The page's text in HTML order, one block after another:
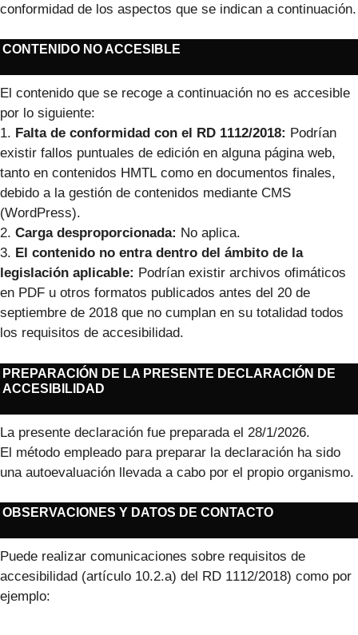
conformidad de los aspectos que se indican a continuación.
CONTENIDO NO ACCESIBLE
El contenido que se recoge a continuación no es accesible
por lo siguiente:
1. Falta de conformidad con el RD 1112/2018: Podrían
existir fallos puntuales de edición en alguna página web,
tanto en contenidos HMTL como en documentos finales,
debido a la gestión de contenidos mediante CMS
(WordPress).
2. Carga desproporcionada: No aplica.
3. El contenido no entra dentro del ámbito de la
legislación aplicable: Podrían existir archivos ofimáticos
en PDF u otros formatos publicados antes del 20 de
septiembre de 2018 que no cumplan en su totalidad todos
los requisitos de accesibilidad.
PREPARACIÓN DE LA PRESENTE DECLARACIÓN DE
ACCESIBILIDAD
La presente declaración fue preparada el 28/1/2026.
El método empleado para preparar la declaración ha sido
una autoevaluación llevada a cabo por el propio organismo.
OBSERVACIONES Y DATOS DE CONTACTO
Puede realizar comunicaciones sobre requisitos de
accesibilidad (artículo 10.2.a) del RD 1112/2018) como por
ejemplo: